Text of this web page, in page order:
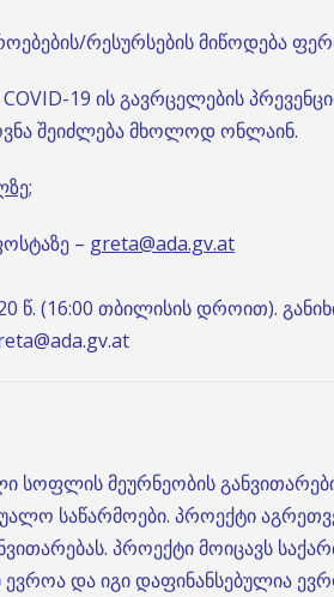
რესურსების მიწოდება
19 ის გავრცელების
შეიძლება მხოლოდ ონლაინ.
;
– greta@ada.gv.at
წ. (16:00 თბილისის დროით).
სოფლის მეურნეობის
საწარმოები. პროექტი
პროექტი მოიცავს
და იგი დაფინანსებულია